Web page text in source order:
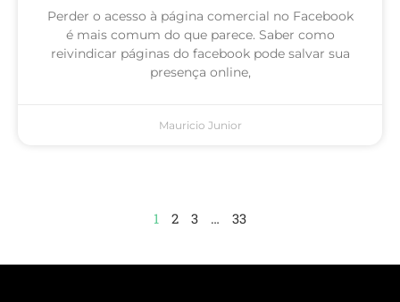
Perder o acesso à página comercial no Facebook
é mais comum do que parece. Saber como
reivindicar páginas do facebook pode salvar sua
presença online,
Mauricio Junior
1 2 3 … 33